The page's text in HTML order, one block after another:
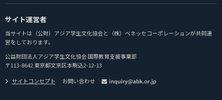
サイト運営者
当サイトは（公財）アジア学生文化協会と（株）ベネッセコーポレーションが共同運
営をしております。
公益財団法人アジア学生文化協会 国際教育支援事業部
〒113-8642 東京都文京区本駒込2-12-13
サイトコンセプト
お問い合わせ